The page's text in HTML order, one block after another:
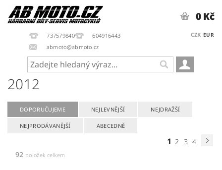
737579840
604916443
abmoto@abmoto.cz
CZK EUR
0 Kč
2012
DOPORUČUJEME NEJLEVNĚJŠÍ NEJDRAŽŠÍ
NEJPRODÁVANĚJŠÍ ABECEDNĚ
1 2 3 4
92 položek celkem